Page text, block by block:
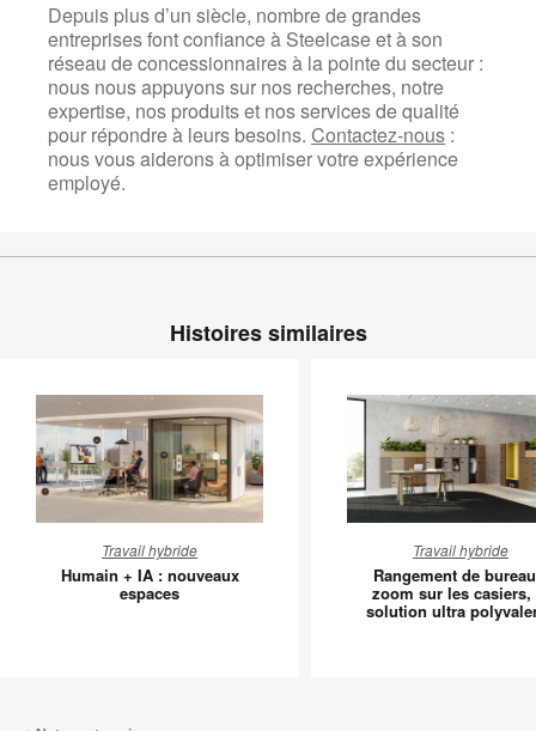
Depuis plus d’un siècle, nombre de grandes
entreprises font confiance à Steelcase et à son
réseau de concessionnaires à la pointe du secteur :
nous nous appuyons sur nos recherches, notre
expertise, nos produits et nos services de qualité
pour répondre à leurs besoins. Contactez-nous :
nous vous aiderons à optimiser votre expérience
employé.
Histoires similaires
+
IA
Travail hybride
Humain + IA : nouveaux
espaces
de
bureau
–
Travail hybride
Rangement de
zoom sur les casiers,
solution ultra